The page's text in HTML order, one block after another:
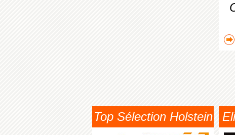
Top Sélection Holstein